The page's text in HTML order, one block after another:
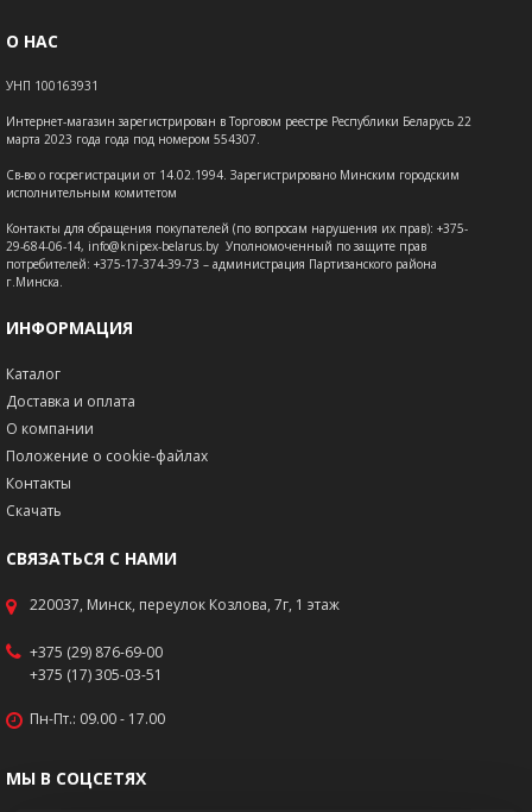
О НАС
УНП 100163931
Интернет-магазин зарегистрирован в Торговом реестре Республики Беларусь 22
марта 2023 года года под номером 554307.
Св-во о госрегистрации от 14.02.1994. Зарегистрировано Минским городским
исполнительным комитетом
Контакты для обращения покупателей (по вопросам нарушения их прав): +375-
29-684-06-14, info@knipex-belarus.by Уполномоченный по защите прав
потребителей: +375-17-374-39-73 – администрация Партизанского района
г.Минска.
ИНФОРМАЦИЯ
Каталог
Доставка и оплата
О компании
Положение о cookie-файлах
Контакты
Скачать
СВЯЗАТЬСЯ С НАМИ
220037, Минск, переулок Козлова, 7г, 1 этаж
+375 (29) 876-69-00
+375 (17) 305-03-51
Пн-Пт.: 09.00 - 17.00
МЫ В СОЦСЕТЯХ